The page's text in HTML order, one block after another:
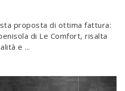
proposta di ottima fattura:
di Le Comfort, risalta
e ...